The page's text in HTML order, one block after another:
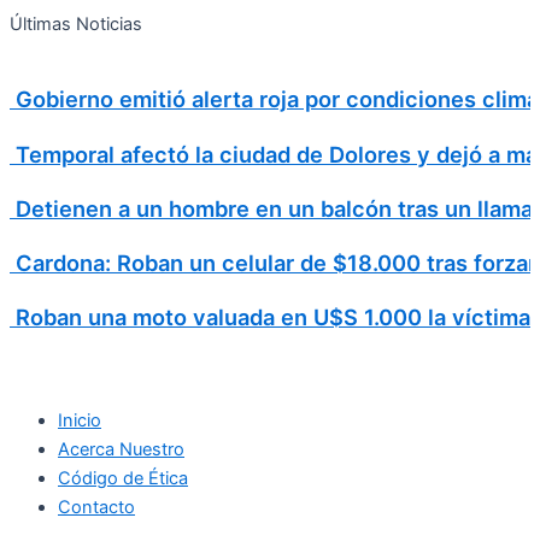
Ir
Últimas Noticias
Gobierno emitió alerta roja por condiciones
Temporal afectó la ciudad de Dolores y dejó a
Detienen a un hombre en un balcón tras un
Cardona: Roban un celular de $18.000 tras
Roban una moto valuada en U$S 1.000 la
Inicio
Acerca Nuestro
Código de Ética
Contacto
Search